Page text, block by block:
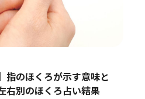
指のほくろが示す意味と
右別のほくろ占い結果